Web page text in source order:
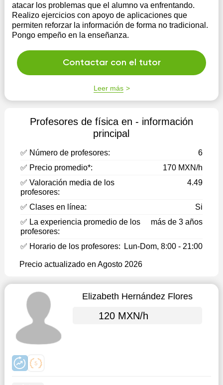
atacar los problemas que el alumno va enfrentando.
Realizo ejercicios con apoyo de aplicaciones que
permiten reforzar la información de forma no tradicional.
Pongo empeño en la enseñanza.
Contactar con el tutor
Leer más
Profesores de física en - información
principal
✅ Número de profesores:
6
✅ Precio promedio*:
170 MXN/h
✅ Valoración media de los
profesores:
4.49
✅ Clases en línea:
Si
✅ La experiencia promedio de los
profesores:
más de 3 años
✅ Horario de los profesores: Lun-Dom, 8:00 - 21:00
Precio actualizado en Agosto 2026
Elizabeth Hernández Flores
120 MXN/h